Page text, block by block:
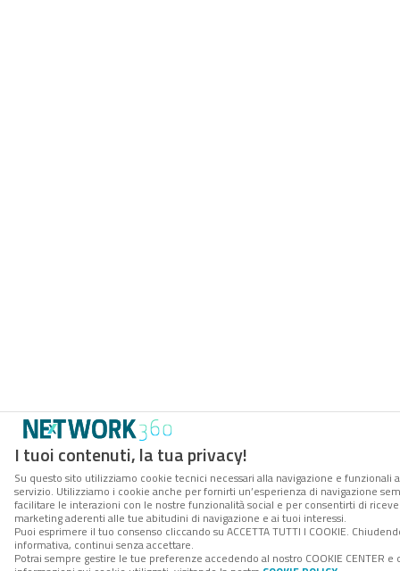
I tuoi contenuti, la tua privacy!
Su questo sito utilizziamo cookie tecnici necessari alla navigazione e funzionali
servizio. Utilizziamo i cookie anche per fornirti un’esperienza di navigazione
facilitare le interazioni con le nostre funzionalità social e per consentirti di
marketing aderenti alle tue abitudini di navigazione e ai tuoi interessi.
Puoi esprimere il tuo consenso cliccando su ACCETTA TUTTI I COOKIE.
informativa, continui senza accettare.
Potrai sempre gestire le tue preferenze accedendo al nostro COOKIE CENTER